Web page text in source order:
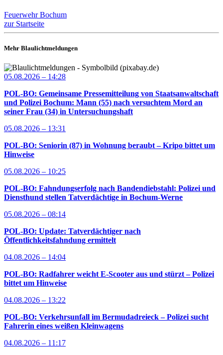
Feuerwehr Bochum
zur Startseite
Mehr Blaulichtmeldungen
05.08.2026 – 14:28
POL-BO: Gemeinsame Pressemitteilung von Staatsanwaltschaft
und Polizei Bochum: Mann (55) nach versuchtem Mord an
seiner Frau (34) in Untersuchungshaft
05.08.2026 – 13:31
POL-BO: Seniorin (87) in Wohnung beraubt – Kripo bittet um
Hinweise
05.08.2026 – 10:25
POL-BO: Fahndungserfolg nach Bandendiebstahl: Polizei und
Diensthund stellen Tatverdächtige in Bochum-Werne
05.08.2026 – 08:14
POL-BO: Update: Tatverdächtiger nach
Öffentlichkeitsfahndung ermittelt
04.08.2026 – 14:04
POL-BO: Radfahrer weicht E-Scooter aus und stürzt – Polizei
bittet um Hinweise
04.08.2026 – 13:22
POL-BO: Verkehrsunfall im Bermudadreieck – Polizei sucht
Fahrerin eines weißen Kleinwagens
04.08.2026 – 11:17